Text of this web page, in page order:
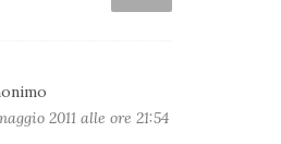
2011 alle ore 21:54